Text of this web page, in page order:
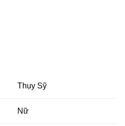
Thụy Sỹ
Nữ